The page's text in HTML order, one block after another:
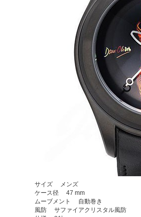
サイズ メンズ
ケース径 47 mm
ムーブメント 自動巻き
風防 サファイアクリスタル風防